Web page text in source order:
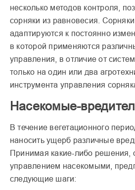
несколько методов контроля,
сорняки из равновесия.
адаптируются к постоянно
в которой применяются
управления, в отличие от
только на один или два
инструмента управления
Насекомые-
В течение вегетационного
наносить ущерб различные
Принимая какие-либо решения,
управлением насекомыми,
следующие шаги: